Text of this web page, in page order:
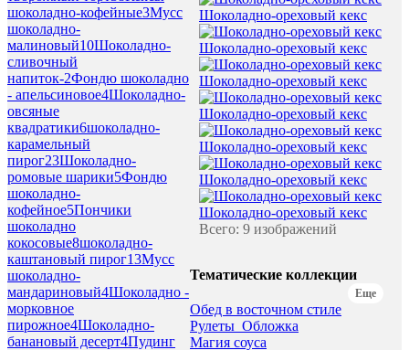
шоколадно-кофейные3Мусс
шоколадно-
малиновый10Шоколадно-
сливочный
напиток-2Фондю шоколадно
- апельсиновое4Шоколадно-
овсяные
квадратики6шоколадно-
карамельный
пирог23Шоколадно-
ромовые шарики5Фондю
шоколадно-
кофейное5Пончики
шоколадно
кокосовые8шоколадно-
каштановый пирог13Мусс
шоколадно-
мандариновый4Шоколадно -
морковное
пирожное4Шоколадно-
банановый десерт4Пудинг
Шоколадно-ореховый кекс
Шоколадно-ореховый кекс
Шоколадно-ореховый кекс
Шоколадно-ореховый кекс
Шоколадно-ореховый кекс
Шоколадно-ореховый кекс
Шоколадно-ореховый кекс
Всего: 9 изображений
Тематические коллекции
Еще
Обед в восточном стиле
Рулеты_Обложка
Магия соуса